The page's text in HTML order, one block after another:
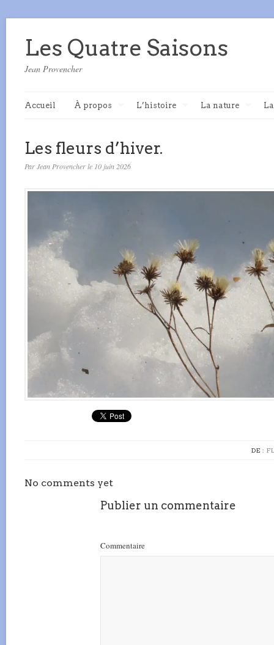
Les Quatre Saisons
Jean Provencher
Accueil À propos L’histoire La nature
Les fleurs d’hiver.
Par Jean Provencher le 10 juin 2026
DE :
No comments yet
Publier un commentaire
Commentaire